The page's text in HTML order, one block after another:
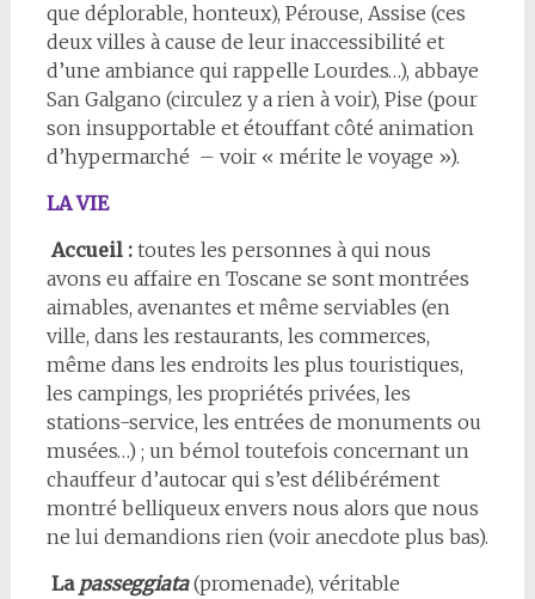
que déplorable, honteux), Pérouse, Assise (ces
deux villes à cause de leur inaccessibilité et
d’une ambiance qui rappelle Lourdes…), abbaye
San Galgano (circulez y a rien à voir), Pise (pour
son insupportable et étouffant côté animation
d’hypermarché – voir « mérite le voyage »).
LA VIE
Accueil :toutes les personnes à qui nous
avons eu affaire en Toscane se sont montrées
aimables, avenantes et même serviables (en
ville, dans les restaurants, les commerces,
même dans les endroits les plus touristiques,
les campings, les propriétés privées, les
stations-service, les entrées de monuments ou
musées…) ; un bémol toutefois concernant un
chauffeur d’autocar qui s’est délibérément
montré belliqueux envers nous alors que nous
ne lui demandions rien (voir anecdote plus bas).
La passeggiata(promenade), véritable